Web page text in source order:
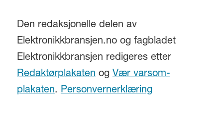
Den redaksjonelle delen av
Elektronikkbransjen.no og fagbladet
Elektronikkbransjen redigeres etter
Redaktørplakatenog Vær varsom-
plakaten. Personvernerklæring